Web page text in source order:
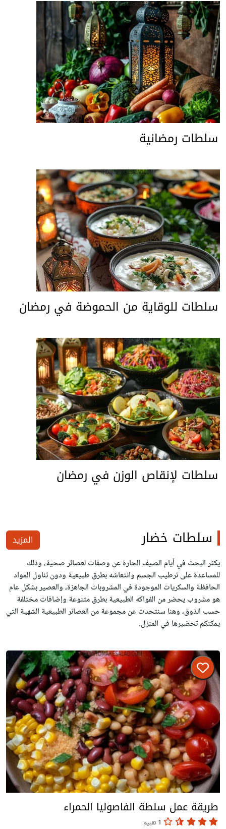
سلطات رمضانية
سلطات للوقاية من الحموضة في رمضان
سلطات لإنقاص الوزن في رمضان
سلطات خضار المزيد
يكثر البحث في أيام الصيف الحارة عن وصفات لعصائر صحية، وذلك
للمساعدة على ترطيب الجسم وانتعاشه بطرق طبيعية ودون تناول المواد
الحافظة والسكريات الموجودة في المشروبات الجاهزة، والعصير بشكل عام
هو مشروب يحضر من الفواكه الطبيعية بطرق متنوعة وإضافات مختلفة
حسب الذوق، وهنا سنتحدث عن مجموعة من العصائر الطبيعية الشهية التي
يمكنكم تحضيرها في المنزل.
طريقة عمل سلطة الفاصوليا الحمراء
1 تقييم